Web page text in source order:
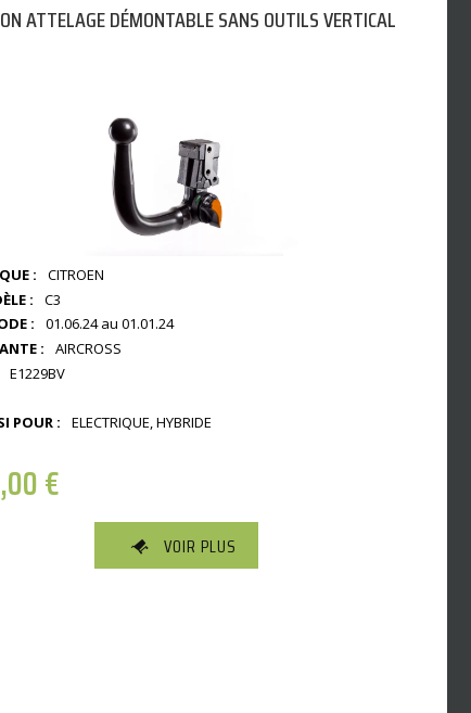
ATTELAGE DÉMONTABLE SANS OUTILS VERTICAL
:
CITROEN
:
C3
:
01.06.24 au 01.01.24
:
AIRCROSS
E1229BV
POUR : ELECTRIQUE, HYBRIDE
€
VOIR PLUS